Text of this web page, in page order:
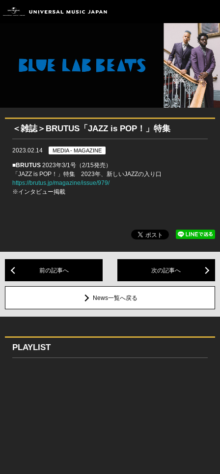
＜雑誌＞BRUTUS「JAZZ is POP！」特集
2023.02.14 MEDIA - MAGAZINE
■BRUTUS 2023年3/1号（2/15発売）
「JAZZ is POP！」特集 2023年、新しいJAZZの入り口
https://brutus.jp/magazine/issue/979/
※インタビュー掲載
前の記事へ 次の記事へ
News一覧へ戻る
PLAYLIST